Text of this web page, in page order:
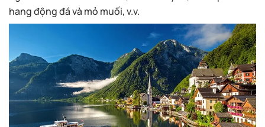
hang động đá và mỏ muối, v.v.